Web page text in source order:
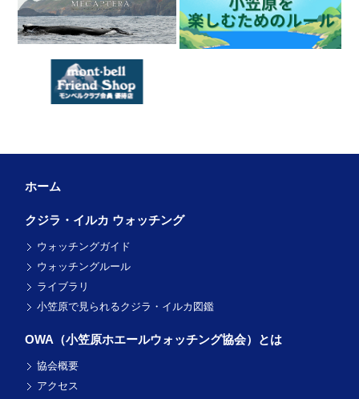
ホーム
クジラ・イルカ ウォッチング
ウォッチングガイド
ウォッチングルール
ライブラリ
小笠原で見られるクジラ・イルカ図鑑
OWA（小笠原ホエールウォッチング協会）とは
協会概要
アクセス